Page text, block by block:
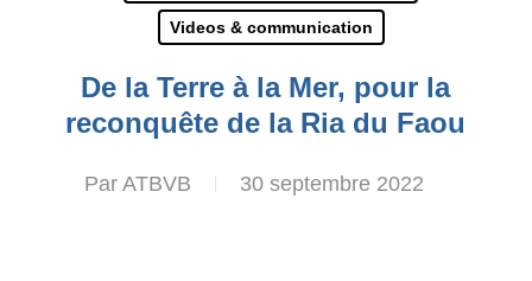
Videos & communication
De la Terre à la Mer, pour la
reconquête de la Ria du Faou
Par ATBVB 30 septembre 2022